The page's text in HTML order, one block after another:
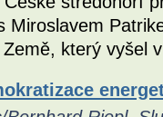
Miroslavem
který vyšel